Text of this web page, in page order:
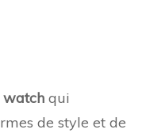
watch qui
de style et de